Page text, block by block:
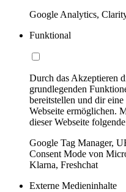
Google Analytics,
Funktional
Durch das Akzeptieren
grundlegenden
bereitstellen und dir
Webseite ermöglichen.
dieser Webseite
Google Tag Manager,
Consent Mode von
Klarna, Freshchat
Externe Medieninhalte